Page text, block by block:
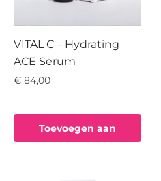
VITAL C – Hydrating
ACE Serum
€ 84,00
Toevoegen aan